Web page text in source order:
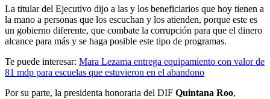
La titular del Ejecutivo dijo a las y los beneficiarios que hoy tienen a
la mano a personas que los escuchan y los atienden, porque este es
un gobierno diferente, que combate la corrupción para que el dinero
alcance para más y se haga posible este tipo de programas.
Te puede interesar: Mara Lezama entrega equipamiento con valor de
81 mdp para escuelas que estuvieron en el abandono
Por su parte, la presidenta honoraria del DIF Quintana Roo,